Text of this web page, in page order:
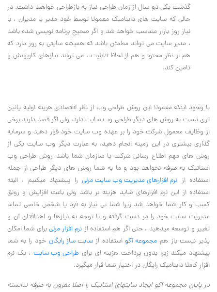
گذشت یکی دو سال از زمان طراحی نیاز به بازطراحی خواهند داشت. در
حالی که سایت های داینامیک معمولا توسط خود مدیر یا مدیران ، با
نیاز روز بازار متناسب خواهد شد و اگر صحیح برنامه نویسی شده باشد
، مدیر سایت می تواند مطمئن باشد که همیشه سایتی به روز دارد که
هم از نظر محتوا و هم از لحاظ قابلیت ، می تواند نیازهای کاربرانش را
تامین کند.
با وجود اینکه معمولا این روش طراحی وب از نظر اقتصادی هزینه اولیه پائین
تری نسبت به روش های دیگر طراحی وب سایت دارد، ولی اگر قصد دارید برخی
از وظایف معمول شرکت خود را بر عهده وب سایت خود قرار دهید و سرمایه
گذاری بیشتری در این زمینه انجام دهید، به عبارت دیگر وب سایت یکی از
روش های مهم اطلاع رسانی شرکت یا سازمان شما باشد روش طراحی وب
استاتیک به صرفه نخواهد بود و ما به شما روش های دیگر طراحی از جمله
استفاده از نرم افزارهای مدیریت وب سایت مرلیرا پیشنهاد میکنیم ، البته
استفاده از این نرم افزارهای شاید هزینه بر باشد ولی باعث افزایش و رونق
کسب و کار شما خواهد شد زیرا شما بی نیاز به فرد یا شخص خاصی تماما
مدیریت سایت خود را در دست گرفته و با توجه به نیازها و اهدافتان آن را
تغییر و توسعه میدهید ، حتی اگر هم استفاده از نرم افزار مرلیبرای شما امکان
پذیر نیست باز هم مجموعه آکو استفاده ازسایت ساز رایگان خود را به شما
پیشنهاد میکند زیرا بدون پرداخت هزینه ای برای طراحی وب سایت، یک نرم
افزار کاملا داینامیک رایگان در اختیار شما قرار میگیرد.
در پایان مجموعه آکو ایجاد سایتهای استاتیک را اصلا مقرون به صرفه ندانسته